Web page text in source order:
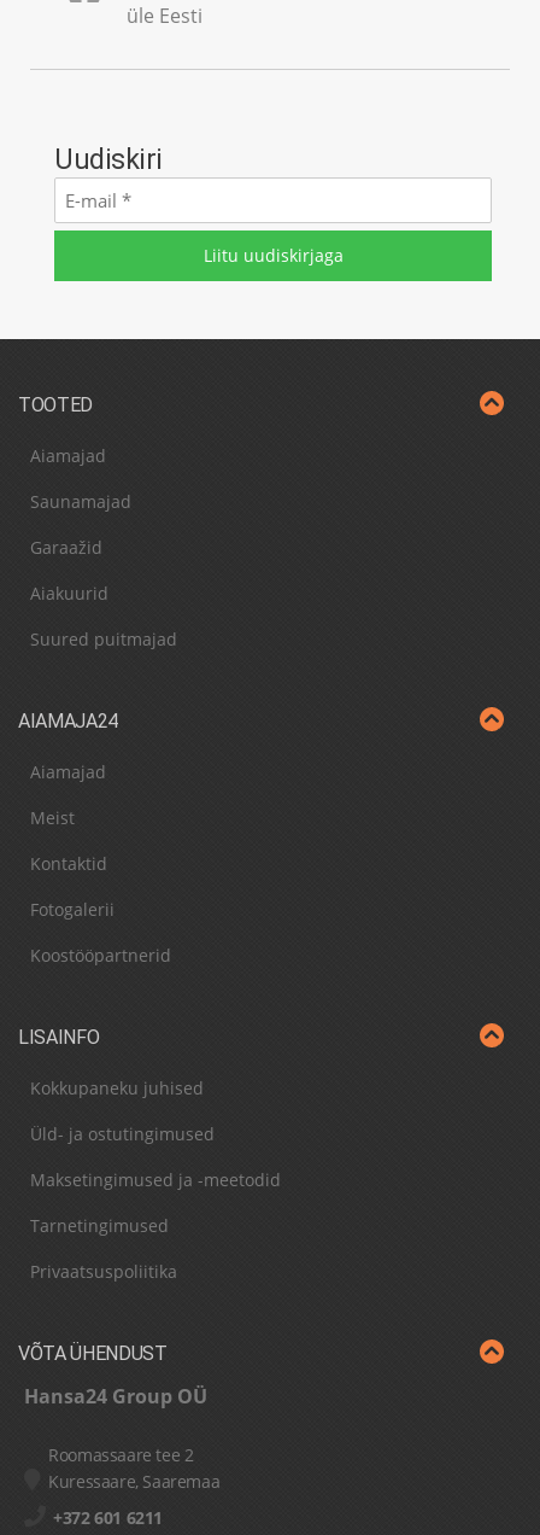
üle Eesti
Uudiskiri
E-
mail
TOOTED
Aiamajad
Saunamajad
Garaažid
Aiakuurid
Suured puitmajad
AIAMAJA24
Aiamajad
Meist
Kontaktid
Fotogalerii
Koostööpartnerid
LISAINFO
Kokkupaneku juhised
Üld- ja ostutingimused
Maksetingimused ja -meetodid
Tarnetingimused
Privaatsuspoliitika
VÕTA ÜHENDUST
Hansa24 Group OÜ
Roomassaare tee 2
Kuressaare, Saaremaa
+372 601 6211